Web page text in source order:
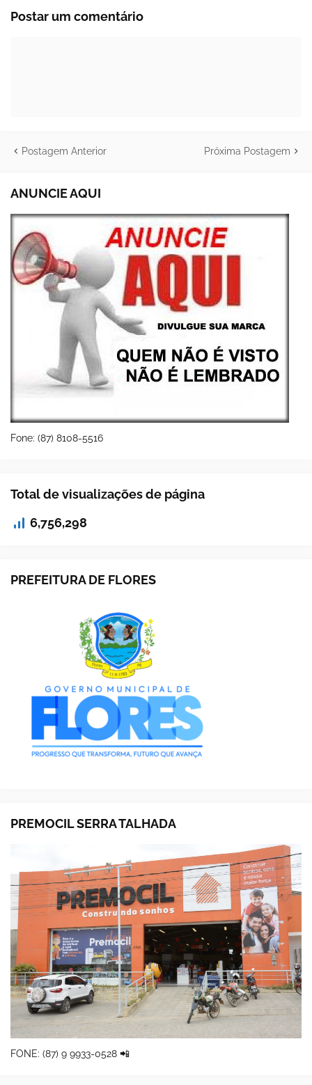
Postar um comentário
Postagem Anterior Próxima Postagem
ANUNCIE AQUI
Fone: (87) 8108-5516
Total de visualizações de página
6,756,298
PREFEITURA DE FLORES
PREMOCIL SERRA TALHADA
FONE: (87) 9 9933-0528 📲